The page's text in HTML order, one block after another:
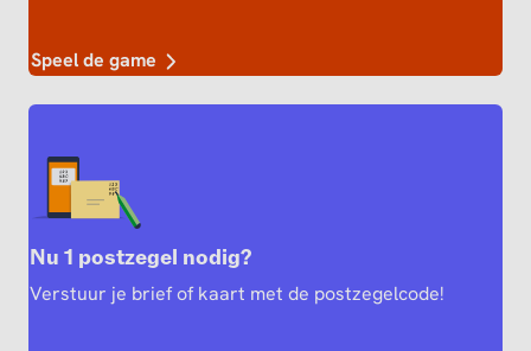
Speel de game
Nu 1 postzegel nodig?
Verstuur je brief of kaart met de postzegelcode!